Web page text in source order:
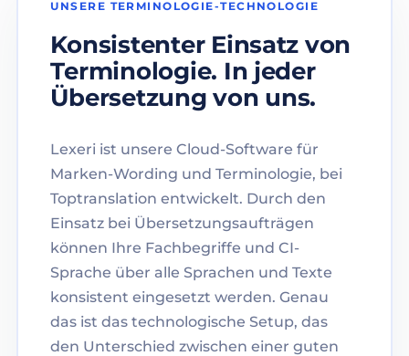
UNSERE TERMINOLOGIE-TECHNOLOGIE
Konsistenter Einsatz von
Terminologie. In jeder
Übersetzung von uns.
Lexeri ist unsere Cloud-Software für
Marken-Wording und Terminologie, bei
Toptranslation entwickelt. Durch den
Einsatz bei Übersetzungsaufträgen
können Ihre Fachbegriffe und CI-
Sprache über alle Sprachen und Texte
konsistent eingesetzt werden. Genau
das ist das technologische Setup, das
den Unterschied zwischen einer guten